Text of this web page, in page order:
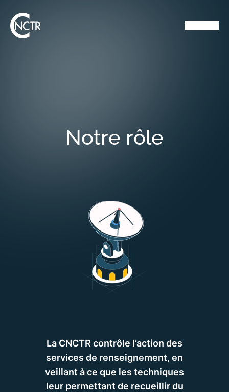
Notre rôle
La CNCTR contrôle l’action des
services de renseignement, en
veillant à ce que les techniques
leur permettant de recueillir du